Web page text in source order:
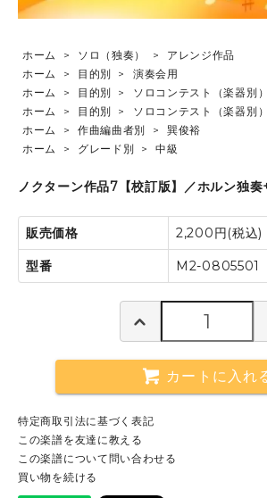
ホーム > ソロ（独奏） >
アレンジ作品
ホーム
> 目的別 >
演奏会用
ホーム
> 目的別 >
ソロコンテスト（楽器別）
ホーム
> 目的別 > ソロコンテスト（楽器別）
ホーム
> 作曲編曲者別 >
巽俊裕
ホーム
> グレード別 > 中級
ノクターン作品7【校訂版】／ホルン独
販売価格 2,200円(税込)
型番 M2-0805501
カートに入れ
特定商取引法に基づく表記
この楽譜を友達に教える
この楽譜について問い合わせる
買い物を続ける